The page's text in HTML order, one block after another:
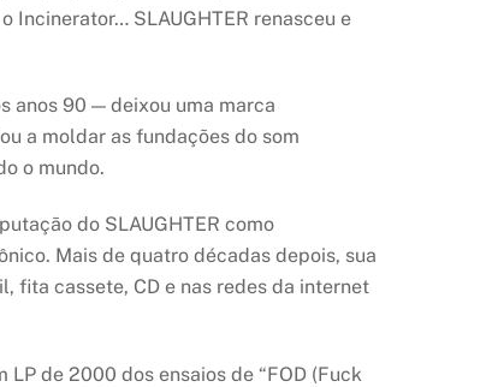
Incinerator… SLAUGHTER renasceu e
anos 90 — deixou uma marca
a moldar as fundações do som
o mundo.
do SLAUGHTER como
Mais de quatro décadas depois, sua
fita cassete, CD e nas redes da internet
de 2000 dos ensaios de “FOD (Fuck